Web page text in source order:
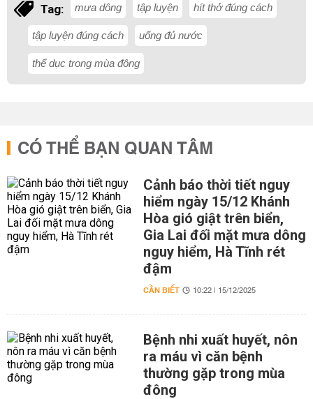
Tag: mưa dông tập luyện hít thở đúng cách
tập luyện đúng cách uống đủ nước
thể dục trong mùa đông
CÓ THỂ BẠN QUAN TÂM
Cảnh báo thời tiết nguy
hiểm ngày 15/12 Khánh
Hòa gió giật trên biển,
Gia Lai đối mặt mưa dông
nguy hiểm, Hà Tĩnh rét
đậm
CẦN BIẾT 10:22 | 15/12/2025
Bệnh nhi xuất huyết, nôn
ra máu vì căn bệnh
thường gặp trong mùa
đông